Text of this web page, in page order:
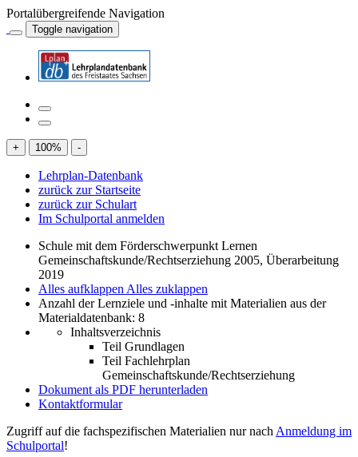
Portalübergreifende Navigation
Toggle navigation
+ 100% -
Lehrplan-Datenbank
zurück zur Startseite
zurück zur Schulart
Im Schulportal anmelden
Schule mit dem Förderschwerpunkt Lernen
Gemeinschaftskunde/Rechtserziehung 2005, Überarbeitung
2019
Alles aufklappen Alles zuklappen
Anzahl der Lernziele und -inhalte mit Materialien aus der
Materialdatenbank: 8
Inhaltsverzeichnis
Teil Grundlagen
Teil Fachlehrplan
Gemeinschaftskunde/Rechtserziehung
Dokument als PDF herunterladen
Kontaktformular
Zugriff auf die fachspezifischen Materialien nur nach Anmeldung im
Schulportal!